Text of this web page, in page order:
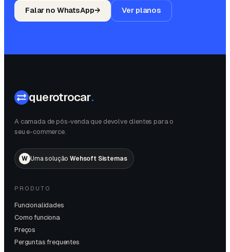
Falar no WhatsApp→ Ver planos
querotrocar.
A camada de pós-venda que devolve clientes para o
seu e-commerce.
W Uma soluçãoWehsoft Sistemas
PRODUTO
Funcionalidades
Como funciona
Preços
Perguntas frequentes